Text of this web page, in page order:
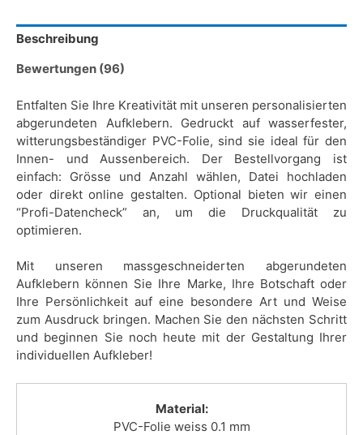
Beschreibung
Bewertungen (96)
Entfalten Sie Ihre Kreativität mit unseren personalisierten
abgerundeten Aufklebern. Gedruckt auf wasserfester,
witterungsbeständiger PVC-Folie, sind sie ideal für den
Innen- und Aussenbereich. Der Bestellvorgang ist
einfach: Grösse und Anzahl wählen, Datei hochladen
oder direkt online gestalten. Optional bieten wir einen
“Profi-Datencheck” an, um die Druckqualität zu
optimieren.
Mit unseren massgeschneiderten abgerundeten
Aufklebern können Sie Ihre Marke, Ihre Botschaft oder
Ihre Persönlichkeit auf eine besondere Art und Weise
zum Ausdruck bringen. Machen Sie den nächsten Schritt
und beginnen Sie noch heute mit der Gestaltung Ihrer
individuellen Aufkleber!
Material:
PVC-Folie weiss 0.1 mm